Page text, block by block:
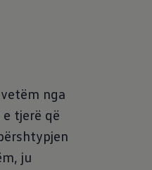
nga
tjerë që
ju